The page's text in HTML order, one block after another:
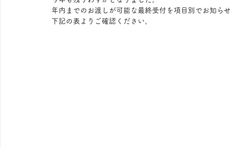
年内までのお渡しが可能な最終受付を項目別でお知らせ
下記の表よりご確認ください。